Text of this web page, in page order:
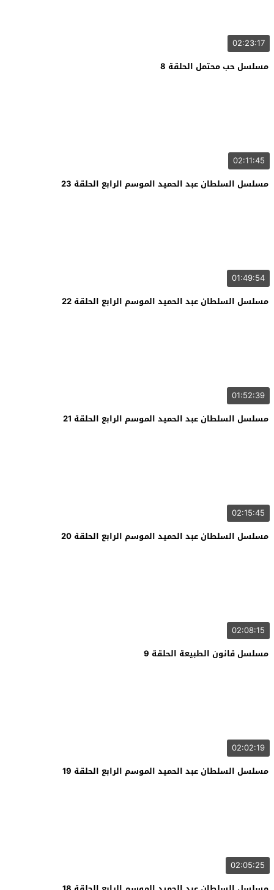
02:23:17
مسلسل حب محتمل الحلقة 8
02:11:45
مسلسل السلطان عبد الحميد الموسم الرابع الحلقة 23
01:49:54
مسلسل السلطان عبد الحميد الموسم الرابع الحلقة 22
01:52:39
مسلسل السلطان عبد الحميد الموسم الرابع الحلقة 21
02:15:45
مسلسل السلطان عبد الحميد الموسم الرابع الحلقة 20
02:08:15
مسلسل قانون الطبيعة الحلقة 9
02:02:19
مسلسل السلطان عبد الحميد الموسم الرابع الحلقة 19
02:05:25